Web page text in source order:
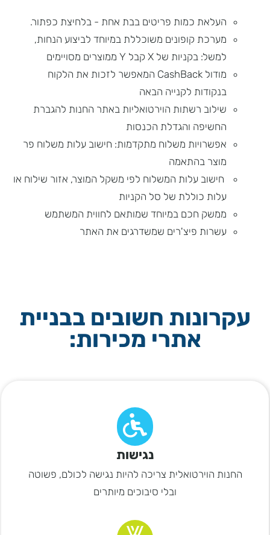
העלאת כמות פריטים בבת אחת - בלחיצת כפתור.
מערכת קופונים משוכללת במיוחד לביצוע הנחות,
למשל: בקניות של X קבל Y ממוצרים מסויימים
מודול CashBack המאפשר לזכות את הלקוח
בנקודות לקנייה הבאה
שילוב רשתות הוירטואליות באתר החנות להגברת
החשיפה והגדלת הכנסות
אפשרויות משלוח מתקדמות: חישוב עלות משלוח פר
מוצר בהתאמה
חישוב עלות המשלוח לפי משקל המוצר, אזור שילוח או
עלות כוללת של סל הקניות
ממשק חכם במיוחד שמותאם לחווית המשתמש
עשרות פיצ'רים שמשדרגים את האתר
עקרונות חשובים בבניית
אתרי מכירות:
נגישות
החנות הוירטואלית צריכה להיות נגישה לכולם, פשוטה
ובלי סיבוכים מיותרים